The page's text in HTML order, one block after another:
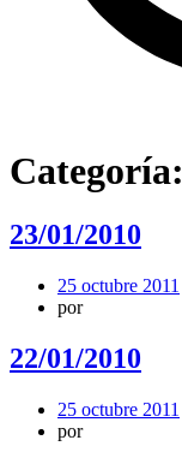
Categoría:
23/01/2010
25 octubre 2011
por
22/01/2010
25 octubre 2011
por